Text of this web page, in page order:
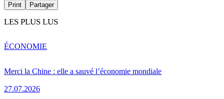
Print Partager
LES PLUS LUS
Merci la Chine : elle a sauvé l’économie mondiale
27.07.2026
ÉCONOMIE